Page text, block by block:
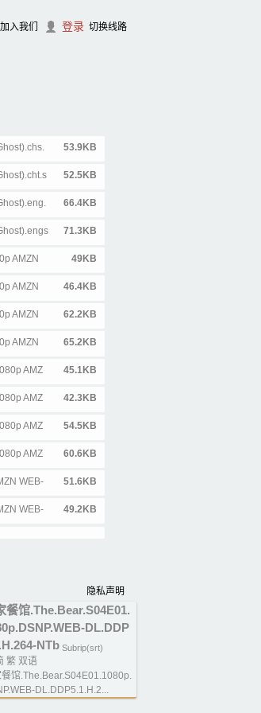
加入我们 登录 切换线路
53.9KB
52.5KB
66.4KB
71.3KB
AMZN
49KB
AMZN
46.4KB
AMZN
62.2KB
AMZN
65.2KB
AMZ
45.1KB
AMZ
42.3KB
AMZ
54.5KB
AMZ
60.6KB
WEB-
51.6KB
WEB-
49.2KB
WEB-
45.5KB
42.7KB
Ghost).en
54.2KB
Ghost).en
58KB
隐私声明
餐馆.The.Bear.S04E01.
DL.DDP
NTb Subrip(srt)
繁 双语
餐馆.The.Bear.S04E01.1080p.
DL.DDP5.1.H.2...